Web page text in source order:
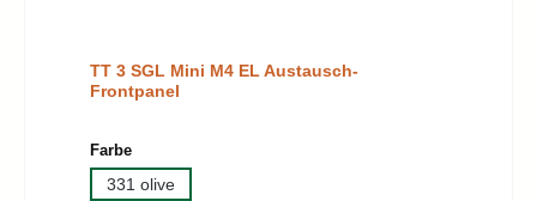
TT 3 SGL Mini M4 EL Austausch-
Frontpanel
Farbeauswählen
331 olive